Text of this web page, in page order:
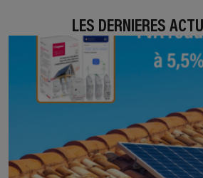
LES DERNIÈRES